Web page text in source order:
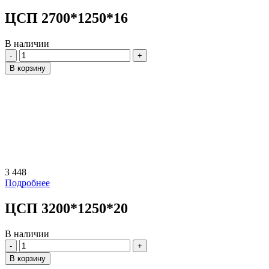
ЦСП 2700*1250*16
В наличии
Количество
В корзину
3 448
Подробнее
ЦСП 3200*1250*20
В наличии
Количество
В корзину